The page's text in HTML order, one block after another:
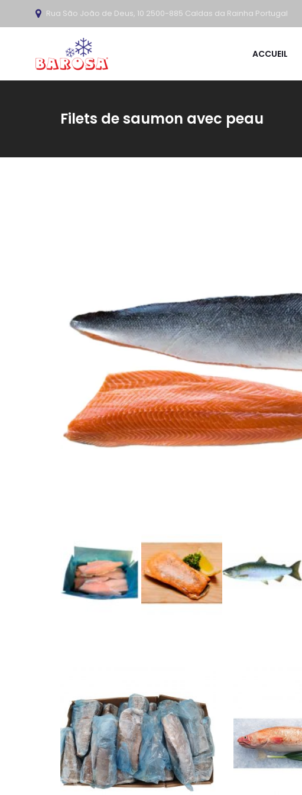
Rua São João de Deus, 10 2500-885 Caldas da Rainha Portugal
ACCUEIL
Filets de saumon avec peau